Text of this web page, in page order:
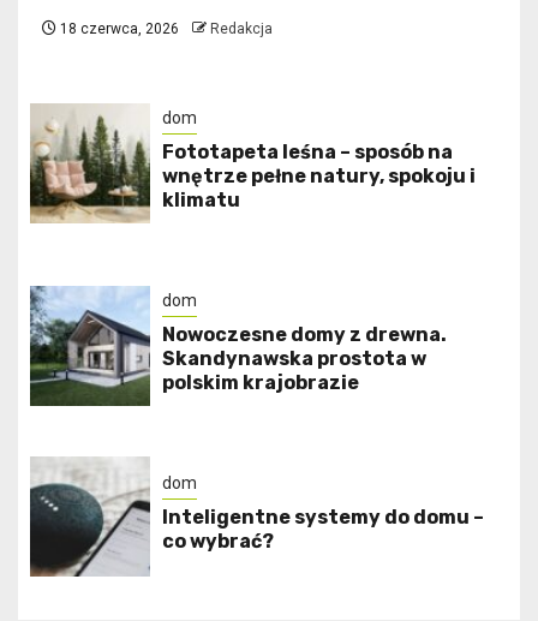
18 czerwca, 2026 Redakcja
dom
​Fototapeta leśna – sposób na
wnętrze pełne natury, spokoju i
klimatu
dom
Nowoczesne domy z drewna.
Skandynawska prostota w
polskim krajobrazie
dom
Inteligentne systemy do domu –
co wybrać?